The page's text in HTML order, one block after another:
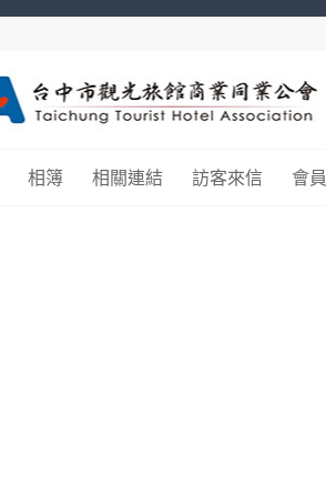
相簿 相關連結 訪客來信 會